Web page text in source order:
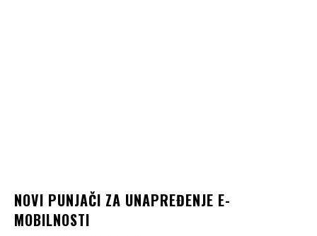
NOVI PUNJAČI ZA UNAPREĐENJE E-
MOBILNOSTI